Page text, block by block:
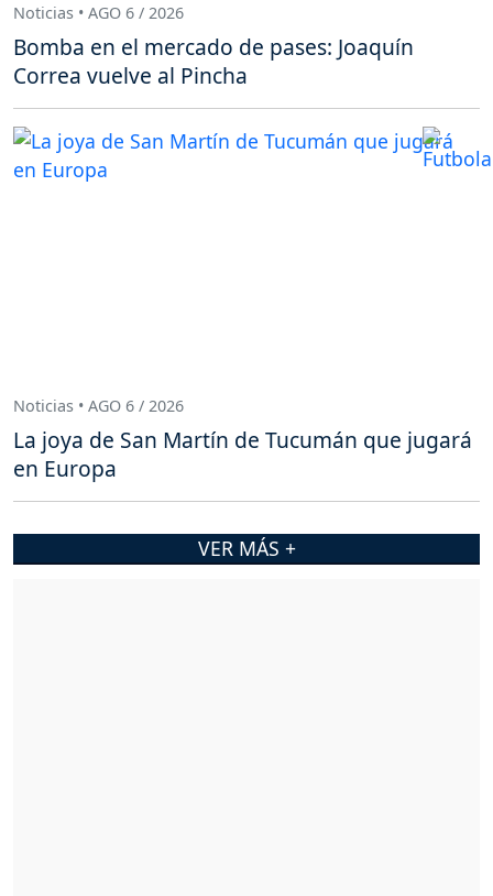
Noticias • AGO 6 / 2026
Bomba en el mercado de pases: Joaquín
Correa vuelve al Pincha
Noticias • AGO 6 / 2026
La joya de San Martín de Tucumán que jugará
en Europa
VER MÁS +